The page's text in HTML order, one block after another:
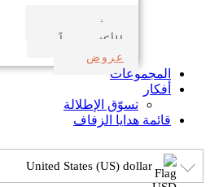
صدف بحري
الأكثر مبيعاً
عروض
المجموعات
أفكار
تسوّق الإطلالة
قائمة هدايا الزفاف
United States (US) dollar